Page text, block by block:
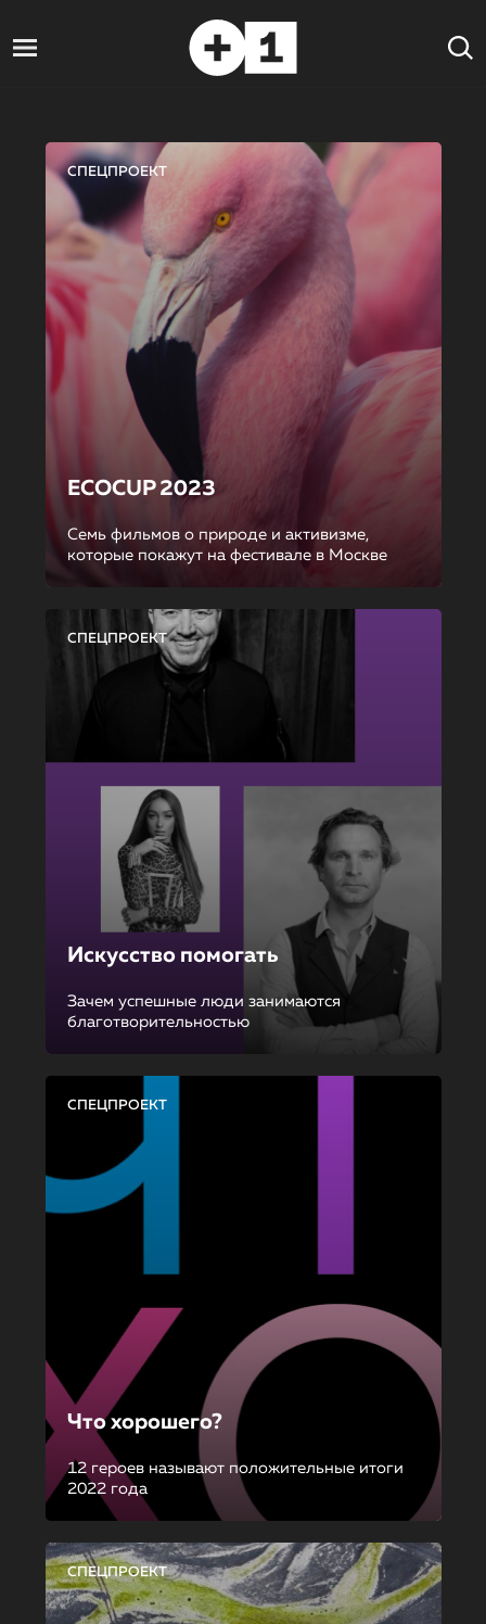
СПЕЦПРОЕКТ
ECOCUP 2023
Семь фильмов о природе и активизме,
которые покажут на фестивале в Москве
СПЕЦПРОЕКТ
Искусство помогать
Зачем успешные люди занимаются
благотворительностью
СПЕЦПРОЕКТ
Что хорошего?
12 героев называют положительные итоги
2022 года
СПЕЦПРОЕКТ